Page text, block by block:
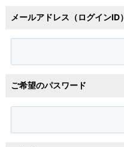
メールアドレス（ログインID）
ご希望のパスワード